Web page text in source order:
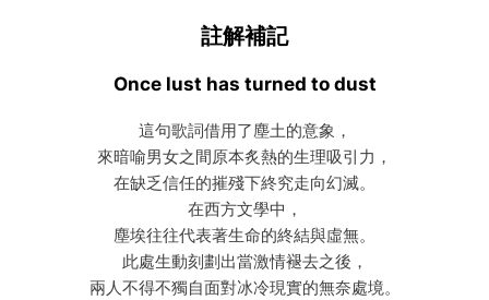
註解補記
Once lust has turned to dust
這句歌詞借用了塵土的意象，
來暗喻男女之間原本炙熱的生理吸引力，
在缺乏信任的摧殘下終究走向幻滅。
在西方文學中，
塵埃往往代表著生命的終結與虛無。
此處生動刻劃出當激情褪去之後，
兩人不得不獨自面對冰冷現實的無奈處境。